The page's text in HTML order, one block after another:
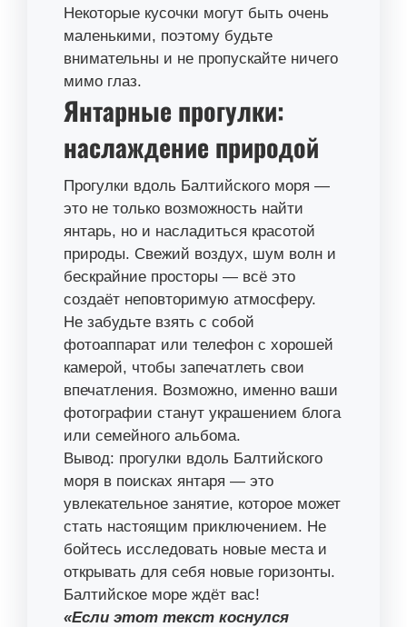
Некоторые кусочки могут быть очень
маленькими, поэтому будьте
внимательны и не пропускайте ничего
мимо глаз.
Янтарные прогулки:
наслаждение природой
Прогулки вдоль Балтийского моря —
это не только возможность найти
янтарь, но и насладиться красотой
природы. Свежий воздух, шум волн и
бескрайние просторы — всё это
создаёт неповторимую атмосферу.
Не забудьте взять с собой
фотоаппарат или телефон с хорошей
камерой, чтобы запечатлеть свои
впечатления. Возможно, именно ваши
фотографии станут украшением блога
или семейного альбома.
Вывод: прогулки вдоль Балтийского
моря в поисках янтаря — это
увлекательное занятие, которое может
стать настоящим приключением. Не
бойтесь исследовать новые места и
открывать для себя новые горизонты.
Балтийское море ждёт вас!
«Если этот текст коснулся